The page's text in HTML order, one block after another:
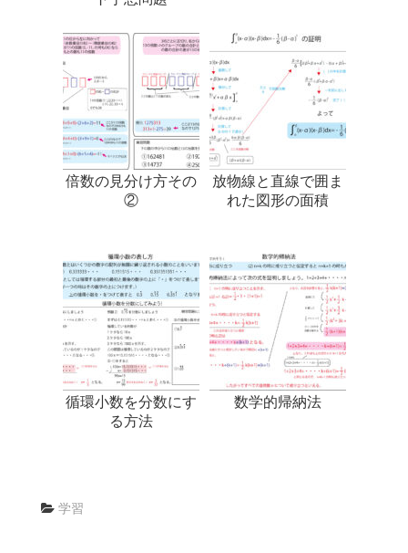
倍数の見分け方その
②
放物線と直線で囲ま
れた図形の面積
循環小数を分数にす
る方法
数学的帰納法
学習